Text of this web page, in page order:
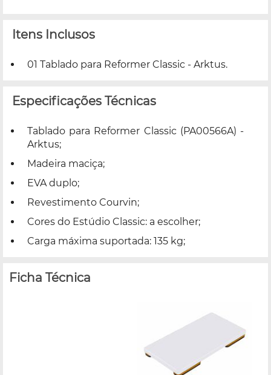
Itens Inclusos
01 Tablado para Reformer Classic - Arktus.
Especificações Técnicas
Tablado para Reformer Classic (PA00566A) -
Arktus;
Madeira maciça;
EVA duplo;
Revestimento Courvin;
Cores do Estúdio Classic: a escolher;
Carga máxima suportada: 135 kg;
Ficha Técnica